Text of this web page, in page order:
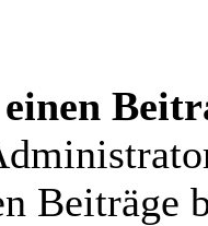
Beiträge